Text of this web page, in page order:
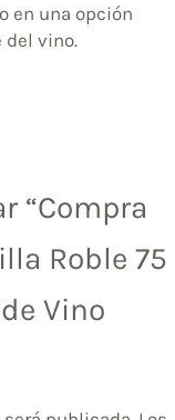
en una opción
del vino.
“Compra
Roble 75
Vino